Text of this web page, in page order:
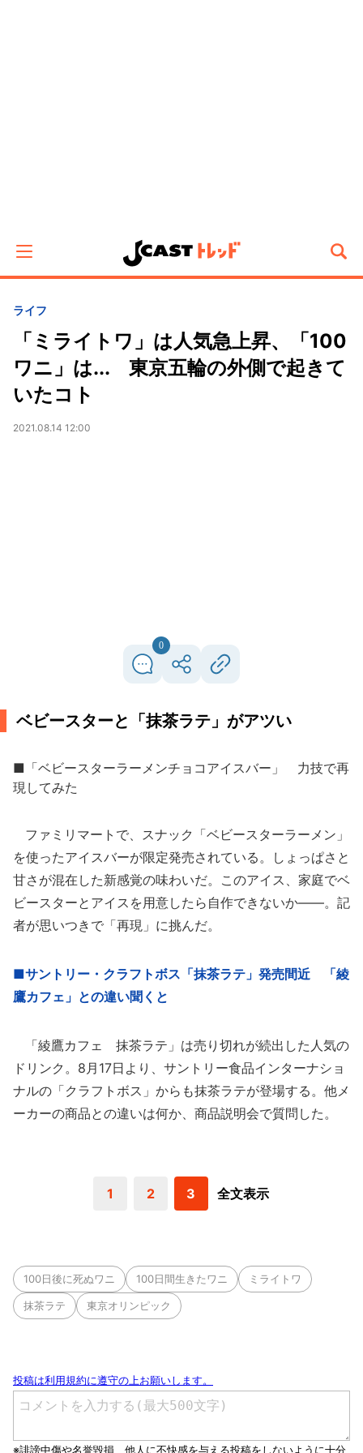
ライフ
「ミライトワ」は人気急上昇、「100
ワニ」は... 東京五輪の外側で起きて
いたコト
2021.08.14 12:00
0
ベビースターと「抹茶ラテ」がアツい
■「ベビースターラーメンチョコアイスバー」 力技で再
現してみた
ファミリマートで、スナック「ベビースターラーメン」
を使ったアイスバーが限定発売されている。しょっぱさと
甘さが混在した新感覚の味わいだ。このアイス、家庭でベ
ビースターとアイスを用意したら自作できないか――。記
者が思いつきで「再現」に挑んだ。
■サントリー・クラフトボス「抹茶ラテ」発売間近 「綾
鷹カフェ」との違い聞くと
「綾鷹カフェ 抹茶ラテ」は売り切れが続出した人気の
ドリンク。8月17日より、サントリー食品インターナショ
ナルの「クラフトボス」からも抹茶ラテが登場する。他メ
ーカーの商品との違いは何か、商品説明会で質問した。
1 2 3 全文表示
100日後に死ぬワニ 100日間生きたワニ ミライトワ
抹茶ラテ 東京オリンピック